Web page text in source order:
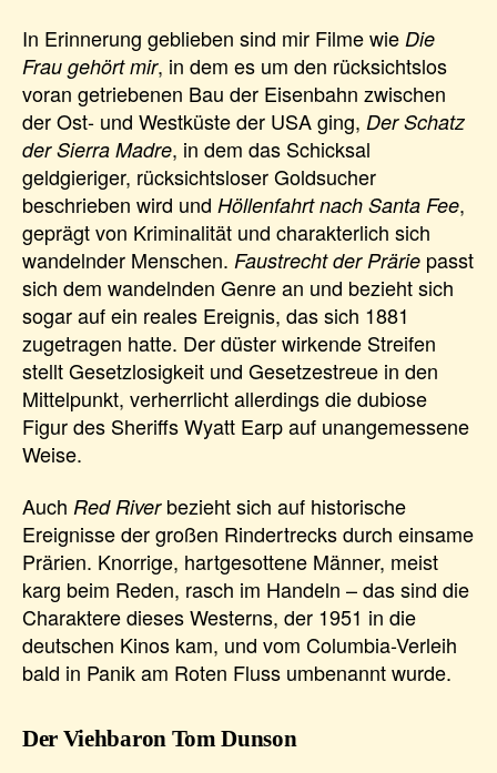
In Erinnerung geblieben sind mir Filme wie Die
Frau gehört mir, in dem es um den rücksichtslos
voran getriebenen Bau der Eisenbahn zwischen
der Ost- und Westküste der USA ging, Der Schatz
der Sierra Madre, in dem das Schicksal
geldgieriger, rücksichtsloser Goldsucher
beschrieben wird und Höllenfahrt nach Santa Fee,
geprägt von Kriminalität und charakterlich sich
wandelnder Menschen. Faustrecht der Prärie passt
sich dem wandelnden Genre an und bezieht sich
sogar auf ein reales Ereignis, das sich 1881
zugetragen hatte. Der düster wirkende Streifen
stellt Gesetzlosigkeit und Gesetzestreue in den
Mittelpunkt, verherrlicht allerdings die dubiose
Figur des Sheriffs Wyatt Earp auf unangemessene
Weise.
Auch Red Riverbezieht sich auf historische
Ereignisse der großen Rindertrecks durch einsame
Prärien. Knorrige, hartgesottene Männer, meist
karg beim Reden, rasch im Handeln – das sind die
Charaktere dieses Westerns, der 1951 in die
deutschen Kinos kam, und vom Columbia-Verleih
bald in Panik am Roten Fluss umbenannt wurde.
Der Viehbaron Tom Dunson